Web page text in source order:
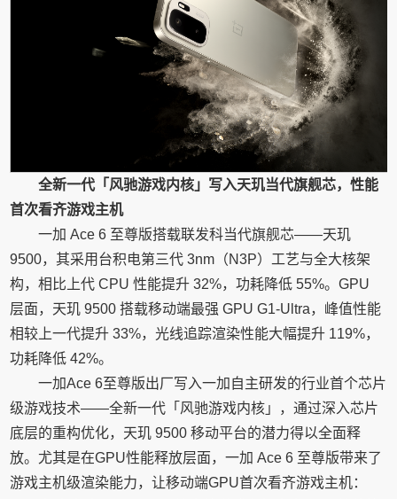
全新一代「风驰游戏内核」写入天玑当代旗舰芯，性能
首次看齐游戏主机
一加 Ace 6 至尊版搭载联发科当代旗舰芯——天玑
9500，其采用台积电第三代 3nm（N3P）工艺与全大核架
构，相比上代 CPU 性能提升 32%，功耗降低 55%。GPU
层面，天玑 9500 搭载移动端最强 GPU G1-Ultra，峰值性能
相较上一代提升 33%，光线追踪渲染性能大幅提升 119%，
功耗降低 42%。
一加Ace 6至尊版出厂写入一加自主研发的行业首个芯片
级游戏技术——全新一代「风驰游戏内核」，通过深入芯片
底层的重构优化，天玑 9500 移动平台的潜力得以全面释
放。尤其是在GPU性能释放层面，一加 Ace 6 至尊版带来了
游戏主机级渲染能力，让移动端GPU首次看齐游戏主机：